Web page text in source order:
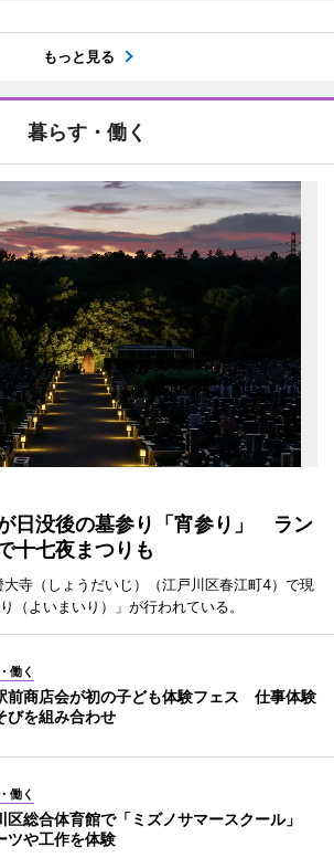
もっと見る
暮らす・働く
日没後の墓参り「宵参り」 ラン
十七夜まつりも
寺（しょうだいじ）（江戸川区春江町4）で現
（よいまいり）」が行われている。
働く
前商店会が初の子ども体験フェス 仕事体験
びを組み合わせ
働く
区総合体育館で「ミズノサマースクール」
ツや工作を体験